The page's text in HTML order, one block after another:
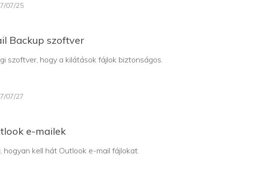
07/25
Backup szoftver
szoftver, hogy a kilátások fájlok biztonságos.
07/27
e-mailek
hogyan kell hát Outlook e-mail fájlokat.